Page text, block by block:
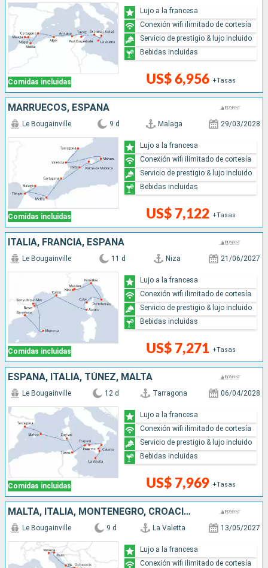
Comidas incluidas US$ 6,956 +Tasas
Lujo a la francesa
Conexión wifi ilimitado de cortesía
Servicio de prestigio & lujo incluido
Bebidas incluidas
MARRUECOS, ESPAÑA
Comidas incluidas
Le Bougainville 9 d Malaga 29/03/2028
US$ 7,122 +Tasas
Lujo a la francesa
Conexión wifi ilimitado de cortesía
Servicio de prestigio & lujo incluido
Bebidas incluidas
ITALIA, FRANCIA, ESPAÑA
Comidas incluidas
Le Bougainville 11 d Niza 21/06/2027
US$ 7,271 +Tasas
Lujo a la francesa
Conexión wifi ilimitado de cortesía
Servicio de prestigio & lujo incluido
Bebidas incluidas
ESPAÑA, ITALIA, TÚNEZ, MALTA
Comidas incluidas
Le Bougainville 12 d Tarragona 06/04/2028
US$ 7,969 +Tasas
Lujo a la francesa
Conexión wifi ilimitado de cortesía
Servicio de prestigio & lujo incluido
Bebidas incluidas
MALTA, ITALIA, MONTENEGRO, CROACIA, ESLOVENIA
Le Bougainville 9 d La Valetta 13/05/2027
Lujo a la francesa
Conexión wifi ilimitado de cortesía